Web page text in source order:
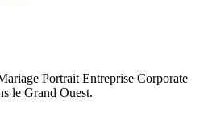
Portrait Entreprise Corporate
le Grand Ouest.